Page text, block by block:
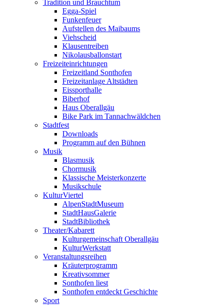
Tradition und Brauchtum
Egga-Spiel
Funkenfeuer
Aufstellen des Maibaums
Viehscheid
Klausentreiben
Nikolausballonstart
Freizeiteinrichtungen
Freizeitland Sonthofen
Freizeitanlage Altstädten
Eissporthalle
Biberhof
Haus Oberallgäu
Bike Park im Tannachwäldchen
Stadtfest
Downloads
Programm auf den Bühnen
Musik
Blasmusik
Chormusik
Klassische Meisterkonzerte
Musikschule
KulturViertel
AlpenStadtMuseum
StadtHausGalerie
StadtBibliothek
Theater/Kabarett
Kulturgemeinschaft Oberallgäu
KulturWerkstatt
Veranstaltungsreihen
Kräuterprogramm
Kreativsommer
Sonthofen liest
Sonthofen entdeckt Geschichte
Sport